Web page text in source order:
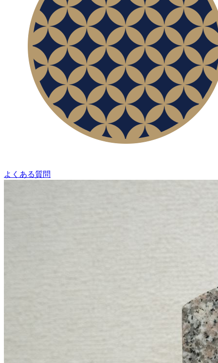
よくある質問